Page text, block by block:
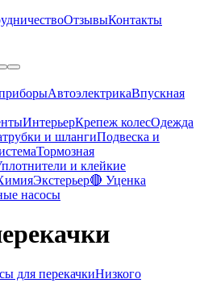
ОтзывыКонтакты
АвтоэлектрикаВпускная
ИнтерьерКрепеж колесОдежда
и шлангиПодвеска и
Тормозная
и клейкие
Экстерьер🔴 Уценка
насосы
для перекачкиНизкого